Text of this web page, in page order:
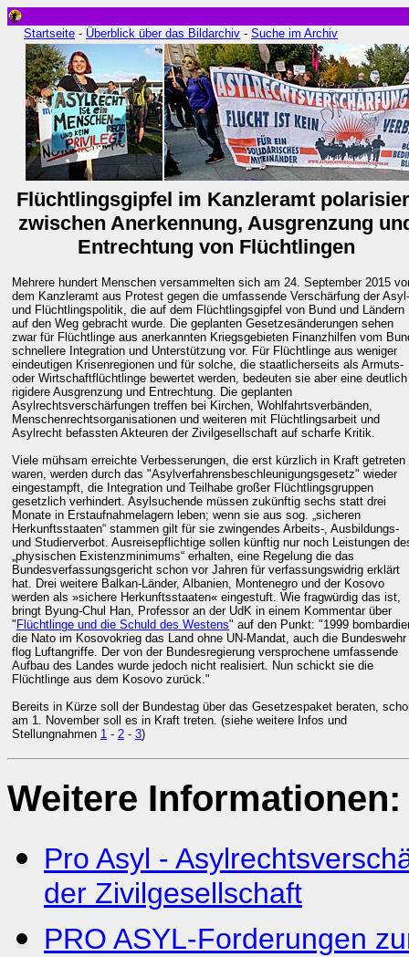
Startseite - Überblick über das Bildarchiv - Suche im Archiv
Flüchtlingsgipfel im Kanzleramt
zwischen Anerkennung, Ausgrenzung
Entrechtung von Flüchtlingen
Mehrere hundert Menschen versammelten sich am 24. September 2015
dem Kanzleramt aus Protest gegen die umfassende Verschärfung der Asyl-
und Flüchtlingspolitik, die auf dem Flüchtlingsgipfel von Bund und Ländern
auf den Weg gebracht wurde. Die geplanten Gesetzesänderungen sehen
zwar für Flüchtlinge aus anerkannten Kriegsgebieten Finanzhilfen vom
schnellere Integration und Unterstützung vor. Für Flüchtlinge aus weniger
eindeutigen Krisenregionen und für solche, die staatlicherseits als Armuts-
oder Wirtschaftflüchtlinge bewertet werden, bedeuten sie aber eine deutlich
rigidere Ausgrenzung und Entrechtung. Die geplanten
Asylrechtsverschärfungen treffen bei Kirchen, Wohlfahrtsverbänden,
Menschenrechtsorganisationen und weiteren mit Flüchtlingsarbeit und
Asylrecht befassten Akteuren der Zivilgesellschaft auf scharfe Kritik.
Viele mühsam erreichte Verbesserungen, die erst kürzlich in Kraft getreten
waren, werden durch das "Asylverfahrensbeschleunigungsgesetz" wieder
eingestampft, die Integration und Teilhabe großer Flüchtlingsgruppen
gesetzlich verhindert. Asylsuchende müssen zukünftig sechs statt drei
Monate in Erstaufnahmelagern leben; wenn sie aus sog. „sicheren
Herkunftsstaaten“ stammen gilt für sie zwingendes Arbeits-, Ausbildungs-
und Studierverbot. Ausreisepflichtige sollen künftig nur noch Leistungen
„physischen Existenzminimums“ erhalten, eine Regelung die das
Bundesverfassungsgericht schon vor Jahren für verfassungswidrig erklärt
hat. Drei weitere Balkan-Länder, Albanien, Montenegro und der Kosovo
werden als »sichere Herkunftsstaaten« eingestuft. Wie fragwürdig das ist,
bringt Byung-Chul Han, Professor an der UdK in einem Kommentar über
" Flüchtlinge und die Schuld des Westens" auf den Punkt: "1999
die Nato im Kosovokrieg das Land ohne UN-Mandat, auch die Bundeswehr
flog Luftangriffe. Der von der Bundesregierung versprochene umfassende
Aufbau des Landes wurde jedoch nicht realisiert. Nun schickt sie die
Flüchtlinge aus dem Kosovo zurück."
Bereits in Kürze soll der Bundestag über das Gesetzespaket beraten,
am 1. November soll es in Kraft treten. (siehe weitere Infos und
Stellungnahmen 1 - 2 - 3)
Weitere Informationen:
Pro Asyl -
der Zivilgesellschaft
PRO ASYL-Forderungen